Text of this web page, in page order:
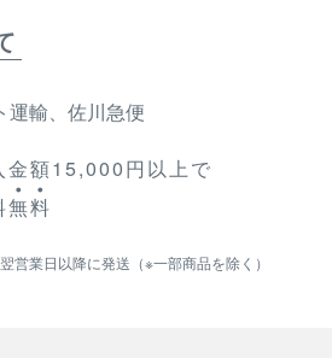
運輸、佐川急便
金額15,000円以上で
無料
営業日以降に発送（※一部商品を除く）